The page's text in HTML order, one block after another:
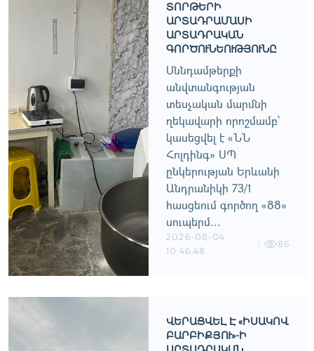
ՏՈՐԹԵՐԻ
ԱՐՏԱԴՐԱՄԱՍԻ
ԱՐՏԱԴՐԱԿԱՆ
ԳՈՐԾՈՒՆԵՈՒԹՅՈՒՆԸ
Սննդամթերքի
անվտանգության
տեսչական մարմնի
ղեկավարի որոշմամբ՝
կասեցվել է «ՆՆ
Հոլդինգ» ՍՊ
ընկերության Երևանի
Անդրանիկի 73/1
հասցեում գործող «88»
սուպերմ...
2026-08-04
10:46:48
86
ՎԵՐԱՑՎԵԼ Է «ԻՍԱԿՈՎ
ԲԱՐԲԻՔՅՈՒ»-Ի